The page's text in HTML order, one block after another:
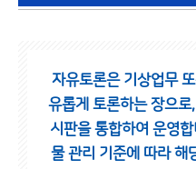
자유토론은 기상업무
유롭게 토론하는 장으로,
시판을 통합하여 운영
물 관리 기준에 따라 해